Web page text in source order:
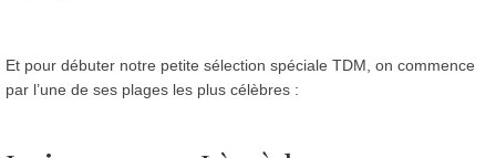
Et pour débuter notre petite sélection spéciale TDM, on commence
par l’une de ses plages les plus célèbres :